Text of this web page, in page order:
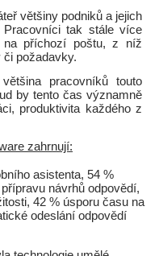
většiny podniků a jejich
tak stále více
na příchozí poštu, z níž
požadavky.
pracovníků touto
by tento čas významně
produktivita každého z
zahrnují:
asistenta, 54 %
návrhů odpovědí,
42 % úsporu času na
odeslání odpovědí